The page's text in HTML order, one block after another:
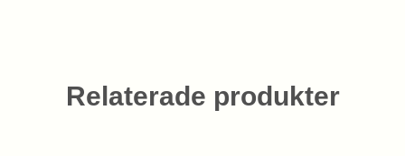
Relaterade produkter